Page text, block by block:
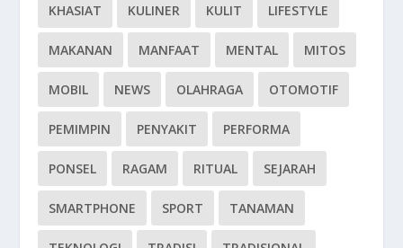
KHASIAT KULINER KULIT LIFESTYLE
MAKANAN MANFAAT MENTAL MITOS
MOBIL NEWS OLAHRAGA OTOMOTIF
PEMIMPIN PENYAKIT PERFORMA
PONSEL RAGAM RITUAL SEJARAH
SMARTPHONE SPORT TANAMAN